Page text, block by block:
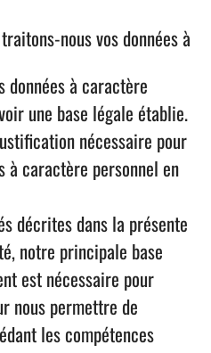
nous vos données à
à caractère
une base légale établie.
nécessaire pour
à caractère personnel en
décrites dans la présente
notre principale base
est nécessaire pour
nous permettre de
les compétences